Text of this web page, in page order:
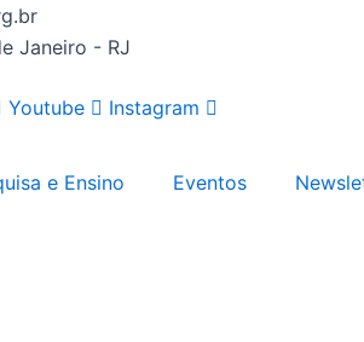
Janeiro - RJ
Youtube Instagram
e Ensino Eventos